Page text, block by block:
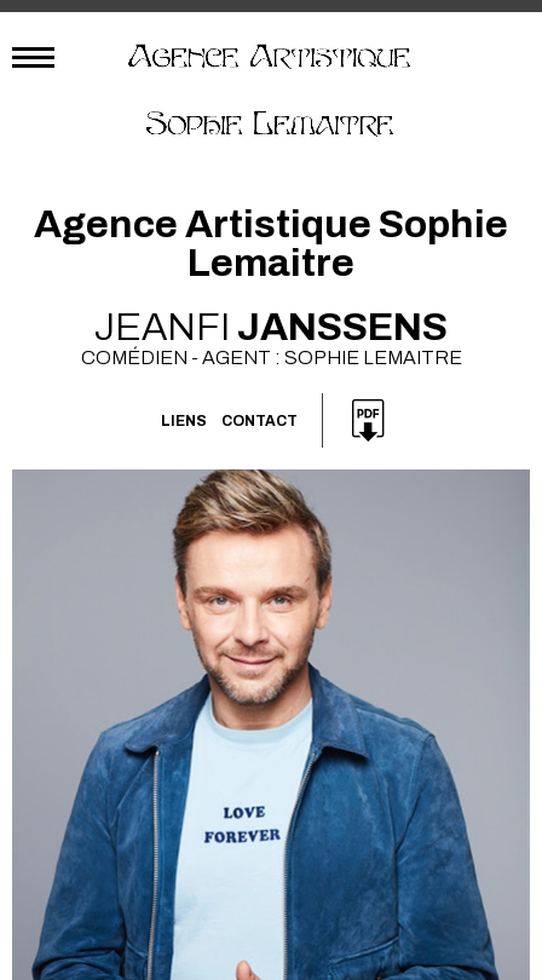
Agence Artistique Sophie
Lemaitre
JEANFI JANSSENS
COMÉDIEN - AGENT : SOPHIE LEMAITRE
LIENS CONTACT